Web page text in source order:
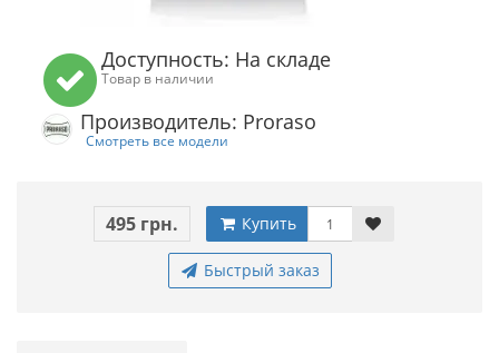
Доступность: На складе
Товар в наличии
Производитель: Proraso
Смотреть все модели
495 грн. Купить
Быстрый заказ